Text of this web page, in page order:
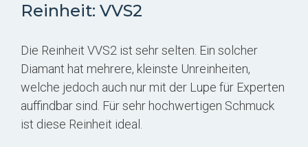
Reinheit: VVS2
Die Reinheit VVS2 ist sehr selten. Ein solcher
Diamant hat mehrere, kleinste Unreinheiten,
welche jedoch auch nur mit der Lupe für Experten
auffindbar sind. Für sehr hochwertigen Schmuck
ist diese Reinheit ideal.